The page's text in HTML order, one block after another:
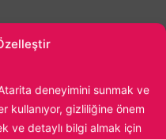
deneyimini sunmak ve
kullanıyor, gizliliğine önem
ve detaylı bilgi almak için